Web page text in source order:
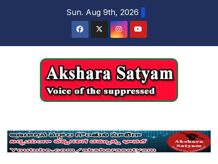
Sun. Aug 9th, 2026